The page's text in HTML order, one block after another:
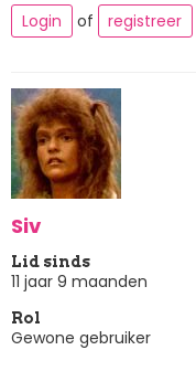
Login
of registreer
Siv
Lid sinds
11 jaar 9 maanden
Rol
Gewone gebruiker